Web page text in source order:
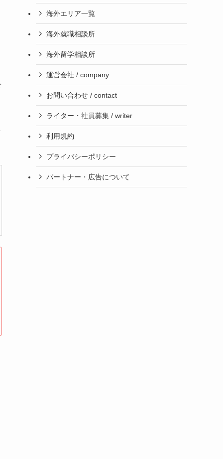
海外エリア一覧
海外就職相談所
海外留学相談所
運営会社 / company
お問い合わせ / contact
ライター・社員募集 / writer
利用規約
プライバシーポリシー
パートナー・広告について